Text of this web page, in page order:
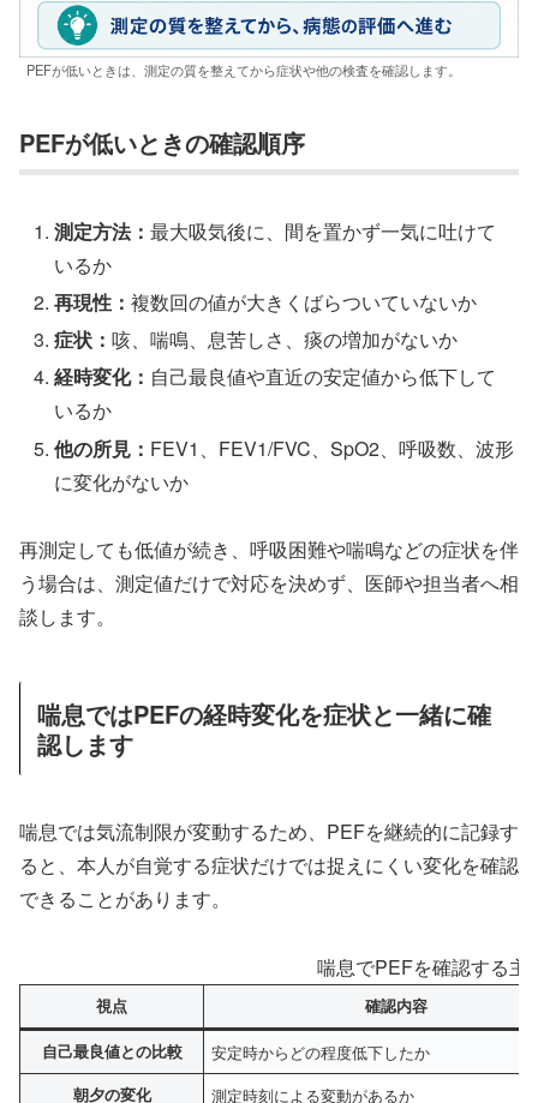
PEFが低いときは、測定の質を整えてから症状や他の検査を確認します。
PEFが低いときの確認順序
測定方法：最大吸気後に、間を置かず一気に吐けて
いるか
再現性：複数回の値が大きくばらついていないか
症状：咳、喘鳴、息苦しさ、痰の増加がないか
経時変化： 自己最良値や直近の安定値から低下して
いるか
他の所見： FEV1、FEV1/FVC、SpO2、呼吸数、波形
に変化がないか
再測定しても低値が続き、呼吸困難や喘鳴などの症状を伴
う場合は、測定値だけで対応を決めず、医師や担当者へ相
談します。
喘息ではPEFの経時変化を症状と一緒に確
認します
喘息では気流制限が変動するため、PEFを継続的に記録す
ると、本人が自覚する症状だけでは捉えにくい変化を確認
できることがあります。
喘息でPEFを確認する主
視点 確認内容
自己最良値との比較 安定時からどの程度低下したか
朝夕の変化 測定時刻による変動があるか